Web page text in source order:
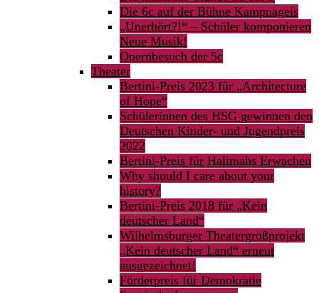
Die 6c auf der Bühne Kampnagels
„Unerhört?!“ – Schüler komponieren
Neue Musik!
Opernbesuch der 5c
Theater
Bertini-Preis 2023 für „Architecture
of Hope“
Schülerinnen des HSG gewinnen den
Deutschen Kinder- und Jugendpreis
2022
Bertini-Preis für Halimahs Erwachen
Why should I care about your
history?
Bertini-Preis 2018 für „Kein
deutscher Land“
Wilhelmsburger Theatergroßprojekt
„Kein deutscher Land“ erneut
ausgezeichnet!
Förderpreis für Demokratie